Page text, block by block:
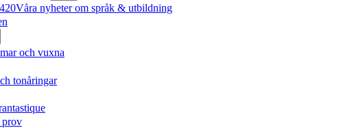
Våra nyheter om språk & utbildning
och vuxna
tonåringar
prov